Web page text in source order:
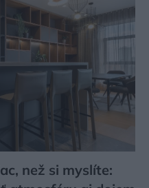
než si myslíte: